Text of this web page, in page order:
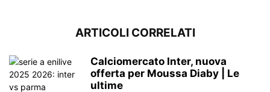
ARTICOLI CORRELATI
Calciomercato Inter, nuova
offerta per Moussa Diaby | Le
ultime